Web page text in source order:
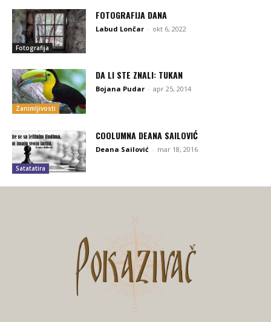
Fotografija
FOTOGRAFIJA DANA
Labud Lončar - okt 6, 2022
Zanimljivosti
DA LI STE ZNALI: TUKAN
Bojana Pudar - apr 25, 2014
Satatatira
COOLUMNA DEANA SAILOVIĆ
Deana Sailović - mar 18, 2016